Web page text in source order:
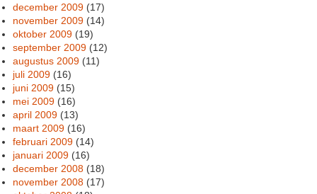
december 2009 (17)
november 2009 (14)
oktober 2009 (19)
september 2009 (12)
augustus 2009 (11)
juli 2009 (16)
juni 2009 (15)
mei 2009 (16)
april 2009 (13)
maart 2009 (16)
februari 2009 (14)
januari 2009 (16)
december 2008 (18)
november 2008 (17)